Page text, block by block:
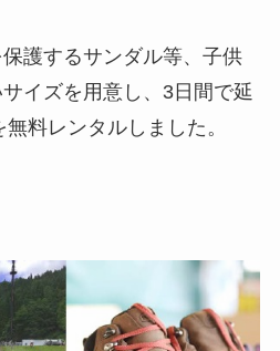
護するサンダル等、子供
イズを用意し、3日間で延
料レンタルしました。